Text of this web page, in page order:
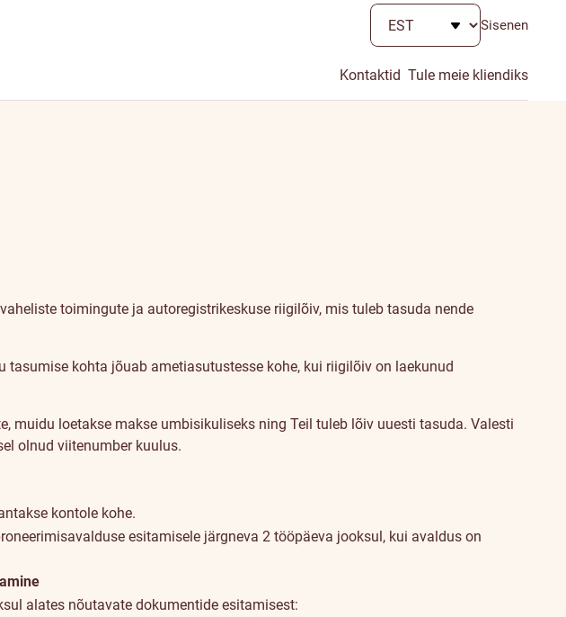
Sisenen
Kontaktid Tule meie kliendiks
toimingute ja autoregistrikeskuse riigilõiv, mis tuleb tasuda nende
kohta jõuab ametiasutustesse kohe, kui riigilõiv on laekunud
muidu loetakse makse umbisikuliseks ning Teil tuleb lõiv uuesti tasuda. Valesti
olnud viitenumber kuulus.
kontole kohe.
esitamisele järgneva 2 tööpäeva jooksul, kui avaldus on
alates nõutavate dokumentide esitamisest: